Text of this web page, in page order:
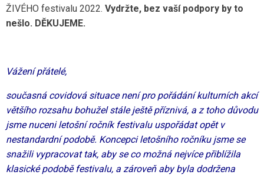
ŽIVÉHO festivalu 2022. Vydržte, bez vaší podpory by to
nešlo. DĚKUJEME.
Vážení přátelé,
současná covidová situace není pro pořádání kulturních akcí
většího rozsahu bohužel stále ještě příznivá, a z toho důvodu
jsme nuceni letošní ročník festivalu uspořádat opět v
nestandardní podobě. Koncepci letošního ročníku jsme se
snažili vypracovat tak, aby se co možná nejvíce přiblížila
klasické podobě festivalu, a zároveň aby byla dodržena